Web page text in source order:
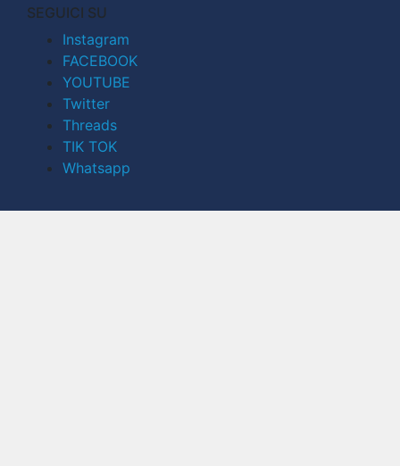
SEGUICI SU
Instagram
FACEBOOK
YOUTUBE
Twitter
Threads
TIK TOK
Whatsapp